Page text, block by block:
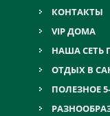
КОНТАКТЫ
VIP ДОМА
НАША СЕТЬ
ОТДЫХ В
ПОЛЕЗНОЕ